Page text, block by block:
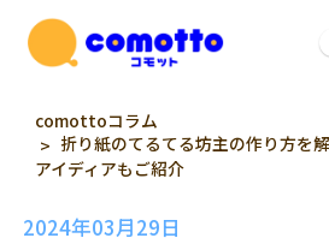
comottoコラム
折り紙のてるてる坊主の作り方を
アイディアもご紹介
2024年03月29日